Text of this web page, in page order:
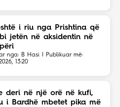
i riu nga Prishtina që
jetën në aksidentin në
nga: B Hasi | Publikuar më:
13:20
deri në një orë në kufi,
i Bardhë mbetet pika më